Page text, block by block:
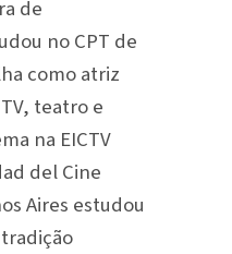
de
no CPT de
como atriz
teatro e
na EICTV
del Cine
Aires estudou